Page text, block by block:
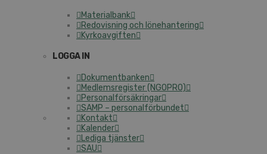
Materialbank
Redovisning och lönehantering
Kyrkoavgiften
LOGGA IN
Dokumentbanken
Medlemsregister (NGOPRO)
Personalförsäkringar
SAMP – personalförbundet
Kontakt
Kalender
Lediga tjänster
SAU